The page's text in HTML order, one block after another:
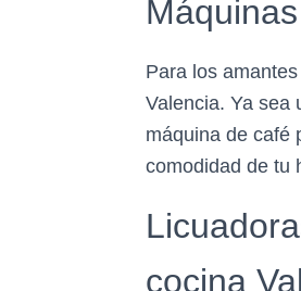
Para los
Valencia. Ya sea
máquina de café
comodidad de tu
cocina